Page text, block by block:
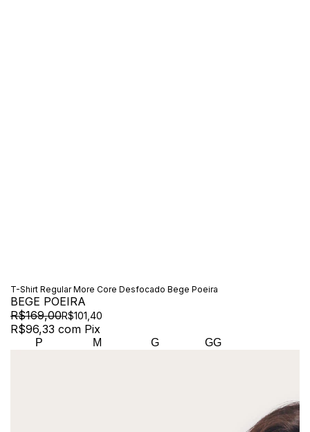
T-Shirt Regular More Core Desfocado Bege Poeira
BEGE POEIRA
R$169,00R$101,40
R$96,33 com Pix
P M G GG